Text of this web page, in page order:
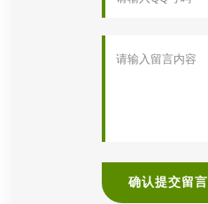
确认提交留言